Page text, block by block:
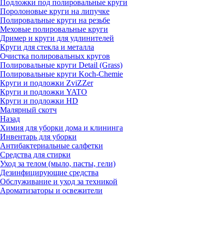
Подложки под полировальные круги
Поролоновые круги на липучке
Полировальные круги на резьбе
Меховые полировальные круги
Дример и круги для удлинителей
Круги для стекла и металла
Очистка полировальных кругов
Полировальные круги Detail (Grass)
Полировальные круги Koch-Chemie
Круги и подложки ZviZZer
Круги и подложки YATO
Круги и подложки HD
Малярный скотч
Назад
Химия для уборки дома и клининга
Инвентарь для уборки
Антибактериальные салфетки
Средства для стирки
Уход за телом (мыло, пасты, гели)
Дезинфицирующие средства
Обслуживание и уход за техникой
Ароматизаторы и освежители